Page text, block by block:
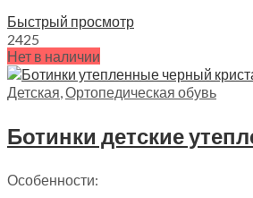
3130₽
Быстрый просмотр
2425
Нет в наличии
Детская,Ортопедическая обувь
Особенности: